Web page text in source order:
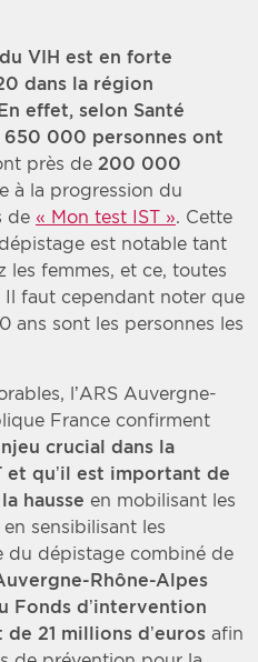
VIH est en forte
dans la région
effet, selon Santé
650 000 personnes ont
près de 200 000
à la progression du
de « Mon test IST ». Cette
est notable tant
les femmes, et ce, toutes
Il faut cependant noter que
ans sont les personnes les
l’ARS Auvergne-
France confirment
crucial dans la
qu’il est important de
hausse en mobilisant les
sensibilisant les
du dépistage combiné de
Rhône-Alpes
Fonds d’intervention
21 millions d’euros afin